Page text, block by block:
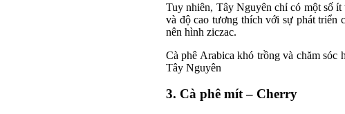
Tuy nhiên, Tây Nguyên chỉ có một số
và độ cao tương thích với sự phát triển
nên hình ziczac.
Cà phê Arabica khó trồng và chăm sóc
Tây Nguyên
3. Cà phê mít – Cherry